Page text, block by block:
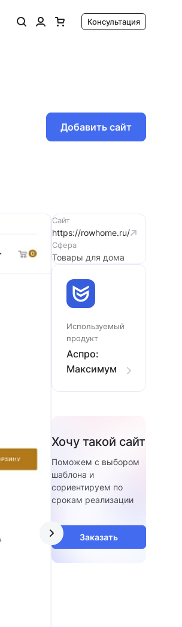
Консультация
Добавить сайт
Сайт
https://rowhome.ru/
Сфера
Товары для дома
Используемый
продукт
Аспро:
Максимум
Хочу такой сайт
Поможем с выбором
шаблона и
сориентируем по
срокам реализации
Заказать